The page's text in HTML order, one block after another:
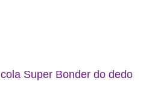
Super Bonder do dedo